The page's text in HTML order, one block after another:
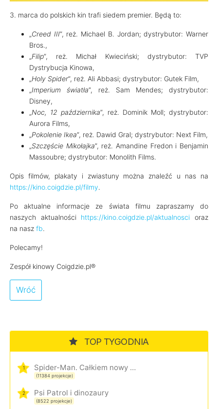
3. marca do polskich kin trafi siedem premier. Będą to:
„Creed III”, reż. Michael B. Jordan; dystrybutor: Warner
Bros.,
„Filip”, reż. Michał Kwieciński; dystrybutor: TVP
Dystrybucja Kinowa,
„Holy Spider”, reż. Ali Abbasi; dystrybutor: Gutek Film,
„Imperium światła”, reż. Sam Mendes; dystrybutor:
Disney,
„Noc, 12 października”, reż. Dominik Moll; dystrybutor:
Aurora Films,
„Pokolenie Ikea”, reż. Dawid Gral; dystrybutor: Next Film,
„Szczęście Mikołajka”, reż. Amandine Fredon i Benjamin
Massoubre; dystrybutor: Monolith Films.
Opis filmów, plakaty i zwiastuny można znaleźć u nas na
https://kino.coigdzie.pl/filmy.
Po aktualne informacje ze świata filmu zapraszamy do
naszych aktualności https://kino.coigdzie.pl/aktualnosci oraz
na nasz fb.
Polecamy!
Zespół kinowy Coigdzie.pl®
Wróć
TOP TYGODNIA
1 Spider-Man. Całkiem nowy dzień
(11384 projekcje)
2 Psi Patrol i dinozaury
(8522 projekcje)